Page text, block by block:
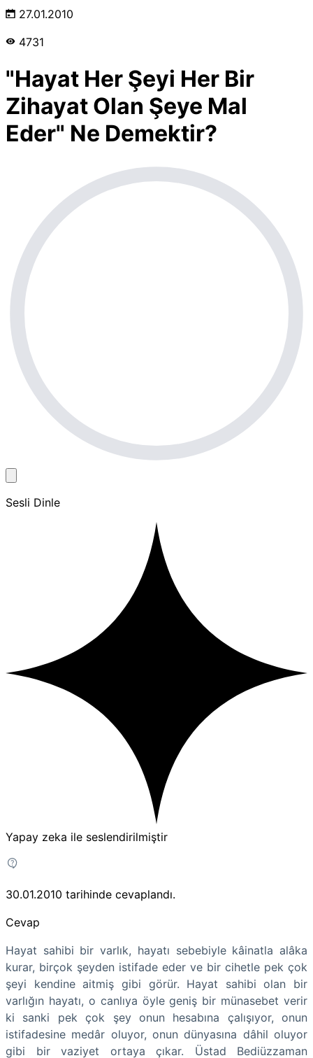
27.01.2010
4731
"Hayat Her Şeyi Her Bir
Zihayat Olan Şeye Mal
Eder" Ne Demektir?
Sesli Dinle
Yapay zeka ile seslendirilmiştir
30.01.2010 tarihinde cevaplandı.
Cevap
Hayat sahibi bir varlık, hayatı sebebiyle kâinatla alâka
kurar, birçok şeyden istifade eder ve bir cihetle pek çok
şeyi kendine aitmiş gibi görür. Hayat sahibi olan bir
varlığın hayatı, o canlıya öyle geniş bir münasebet verir
ki sanki pek çok şey onun hesabına çalışıyor, onun
istifadesine medâr oluyor, onun dünyasına dâhil oluyor
gibi bir vaziyet ortaya çıkar. Üstad Bediüzzaman